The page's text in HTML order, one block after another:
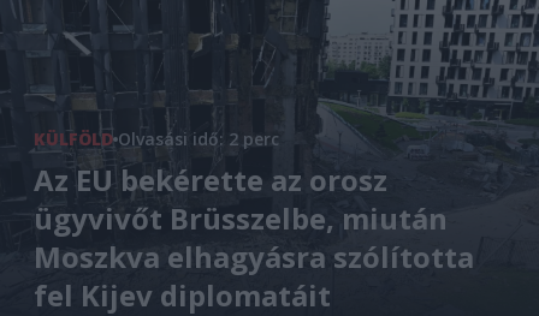
KÜLFÖLD Olvasási idő: 2 perc
Az EU bekérette az orosz
ügyvivőt Brüsszelbe, miután
Moszkva elhagyásra szólította
fel Kijev diplomatáit